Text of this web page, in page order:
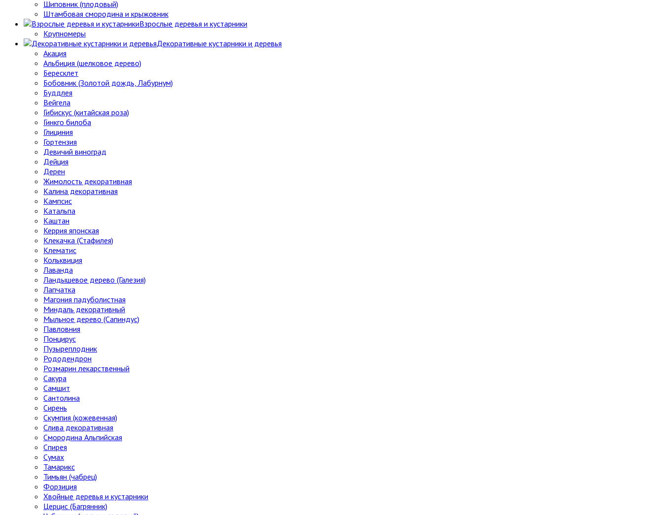
Шиповник (плодовый)
Штамбовая смородина и крыжовник
Взрослые деревья и кустарники
Крупномеры
Декоративные кустарники и деревья
Акация
Альбиция (шелковое дерево)
Бересклет
Бобовник (Золотой дождь, Лабурнум)
Буддлея
Вейгела
Гибискус (китайская роза)
Гинкго билоба
Глициния
Гортензия
Девичий виноград
Дейция
Дерен
Жимолость декоративная
Калина декоративная
Кампсис
Катальпа
Каштан
Керрия японская
Клекачка (Стафилея)
Клематис
Кольквиция
Лаванда
Ландышевое дерево (Галезия)
Лапчатка
Магония падуболистная
Миндаль декоративный
Мыльное дерево (Сапиндус)
Павловния
Понцирус
Пузыреплодник
Рододендрон
Розмарин лекарственный
Сакура
Самшит
Сантолина
Сирень
Скумпия (кожевенная)
Слива декоративная
Смородина Альпийская
Спирея
Сумах
Тамарикс
Тимьян (чабрец)
Форзиция
Хвойные деревья и кустарники
Церцис (Багрянник)